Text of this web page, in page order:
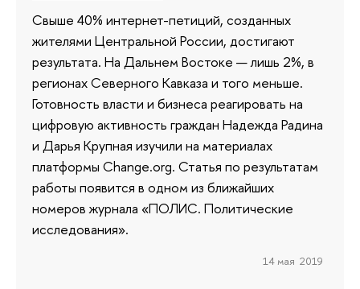
Свыше 40% интернет-петиций, созданных
жителями Центральной России, достигают
результата. На Дальнем Востоке — лишь 2%, в
регионах Северного Кавказа и того меньше.
Готовность власти и бизнеса реагировать на
цифровую активность граждан Надежда Радина
и Дарья Крупная изучили на материалах
платформы Change.org. Статья по результатам
работы появится в одном из ближайших
номеров журнала «ПОЛИС. Политические
исследования».
14 мая 2019